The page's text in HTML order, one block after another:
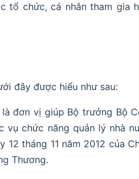
tổ chức, cá nhân tham gia
đây được hiểu như sau:
đơn vị giúp Bộ trưởng Bộ
vụ chức năng quản lý nhà
tháng 11 năm 2012 của
Thương.